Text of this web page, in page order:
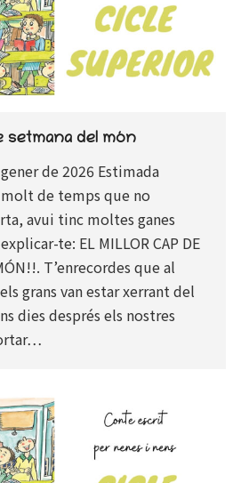
setmana del món
de 2026 Estimada
de temps que no
avui tinc moltes ganes
te: EL MILLOR CAP DE
T’enrecordes que al
grans van estar xerrant del
dies després els nostres